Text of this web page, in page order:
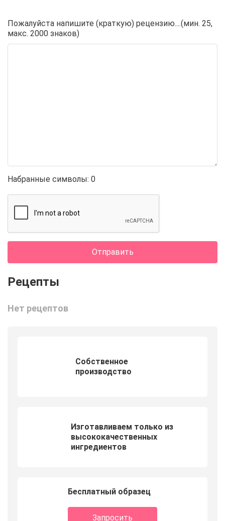
Пожалуйста напишите (краткую) рецензию....(мин. 25,
макс. 2000 знаков)
Набранные символы: 0
Отправить
Нет рецептов
Собственное
производство
Изготавливаем только из
высококачественных
ингредиентов
Бесплатный образец
Запросить